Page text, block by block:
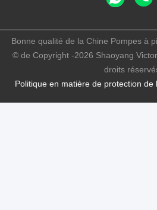
Politique en matière de protection de
Bonne qualité de la Chine Pompes à
© de Copyright -2026 Shaoyang
droits